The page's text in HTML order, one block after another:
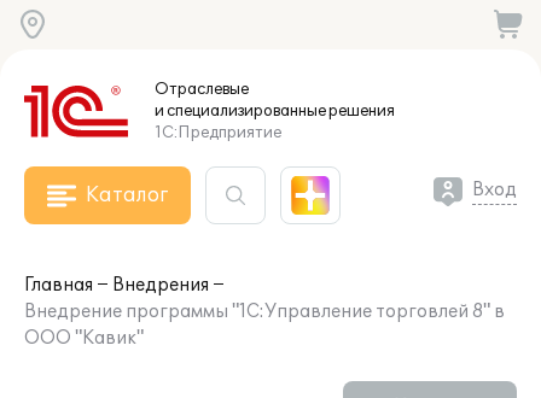
Отраслевые
и специализированныерешения
1С:Предприятие
Каталог Вход
Главная
Внедрения
Внедрение программы "1С:Управление торговлей 8" в
ООО "Кавик"